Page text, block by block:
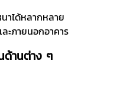
าได้หลากหลาย
ะภายนอกอาคาร
ด้านต่าง ๆ